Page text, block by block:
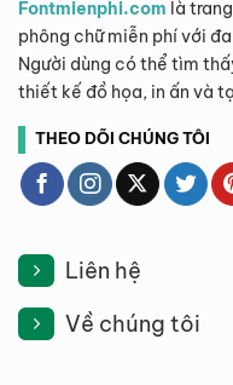
Fontmienphi.com là
phông chữ miễn phí với
Người dùng có thể tìm
thiết kế đồ họa, in ấn và
THEO DÕI CHÚNG TÔI
Liên hệ
Về chúng tôi